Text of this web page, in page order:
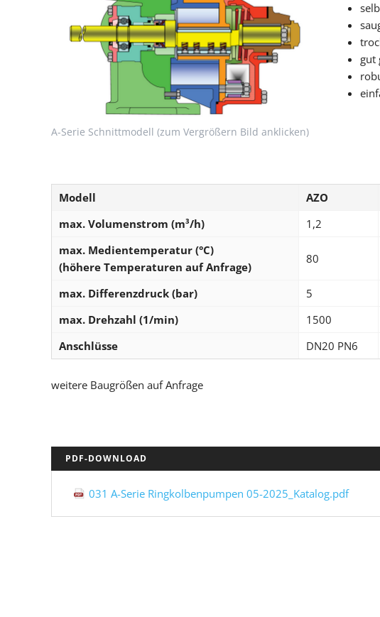
A-Serie Schnittmodell (zum Vergrößern Bild anklicken)
gut
Modell AZO
max. Volumenstrom (m³/h)
1,2
max. Medientemperatur (°C)
(höhere Temperaturen auf Anfrage)
80
max. Differenzdruck (bar) 5
max. Drehzahl (1/min)
1500
Anschlüsse
DN20 PN6
weitere Baugrößen auf Anfrage
PDF-DOWNLOAD
031 A-Serie Ringkolbenpumpen 05-2025_Katalog.pdf